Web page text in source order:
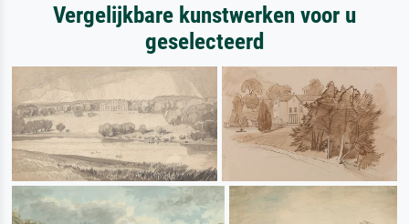
Vergelijkbare kunstwerken voor u
geselecteerd